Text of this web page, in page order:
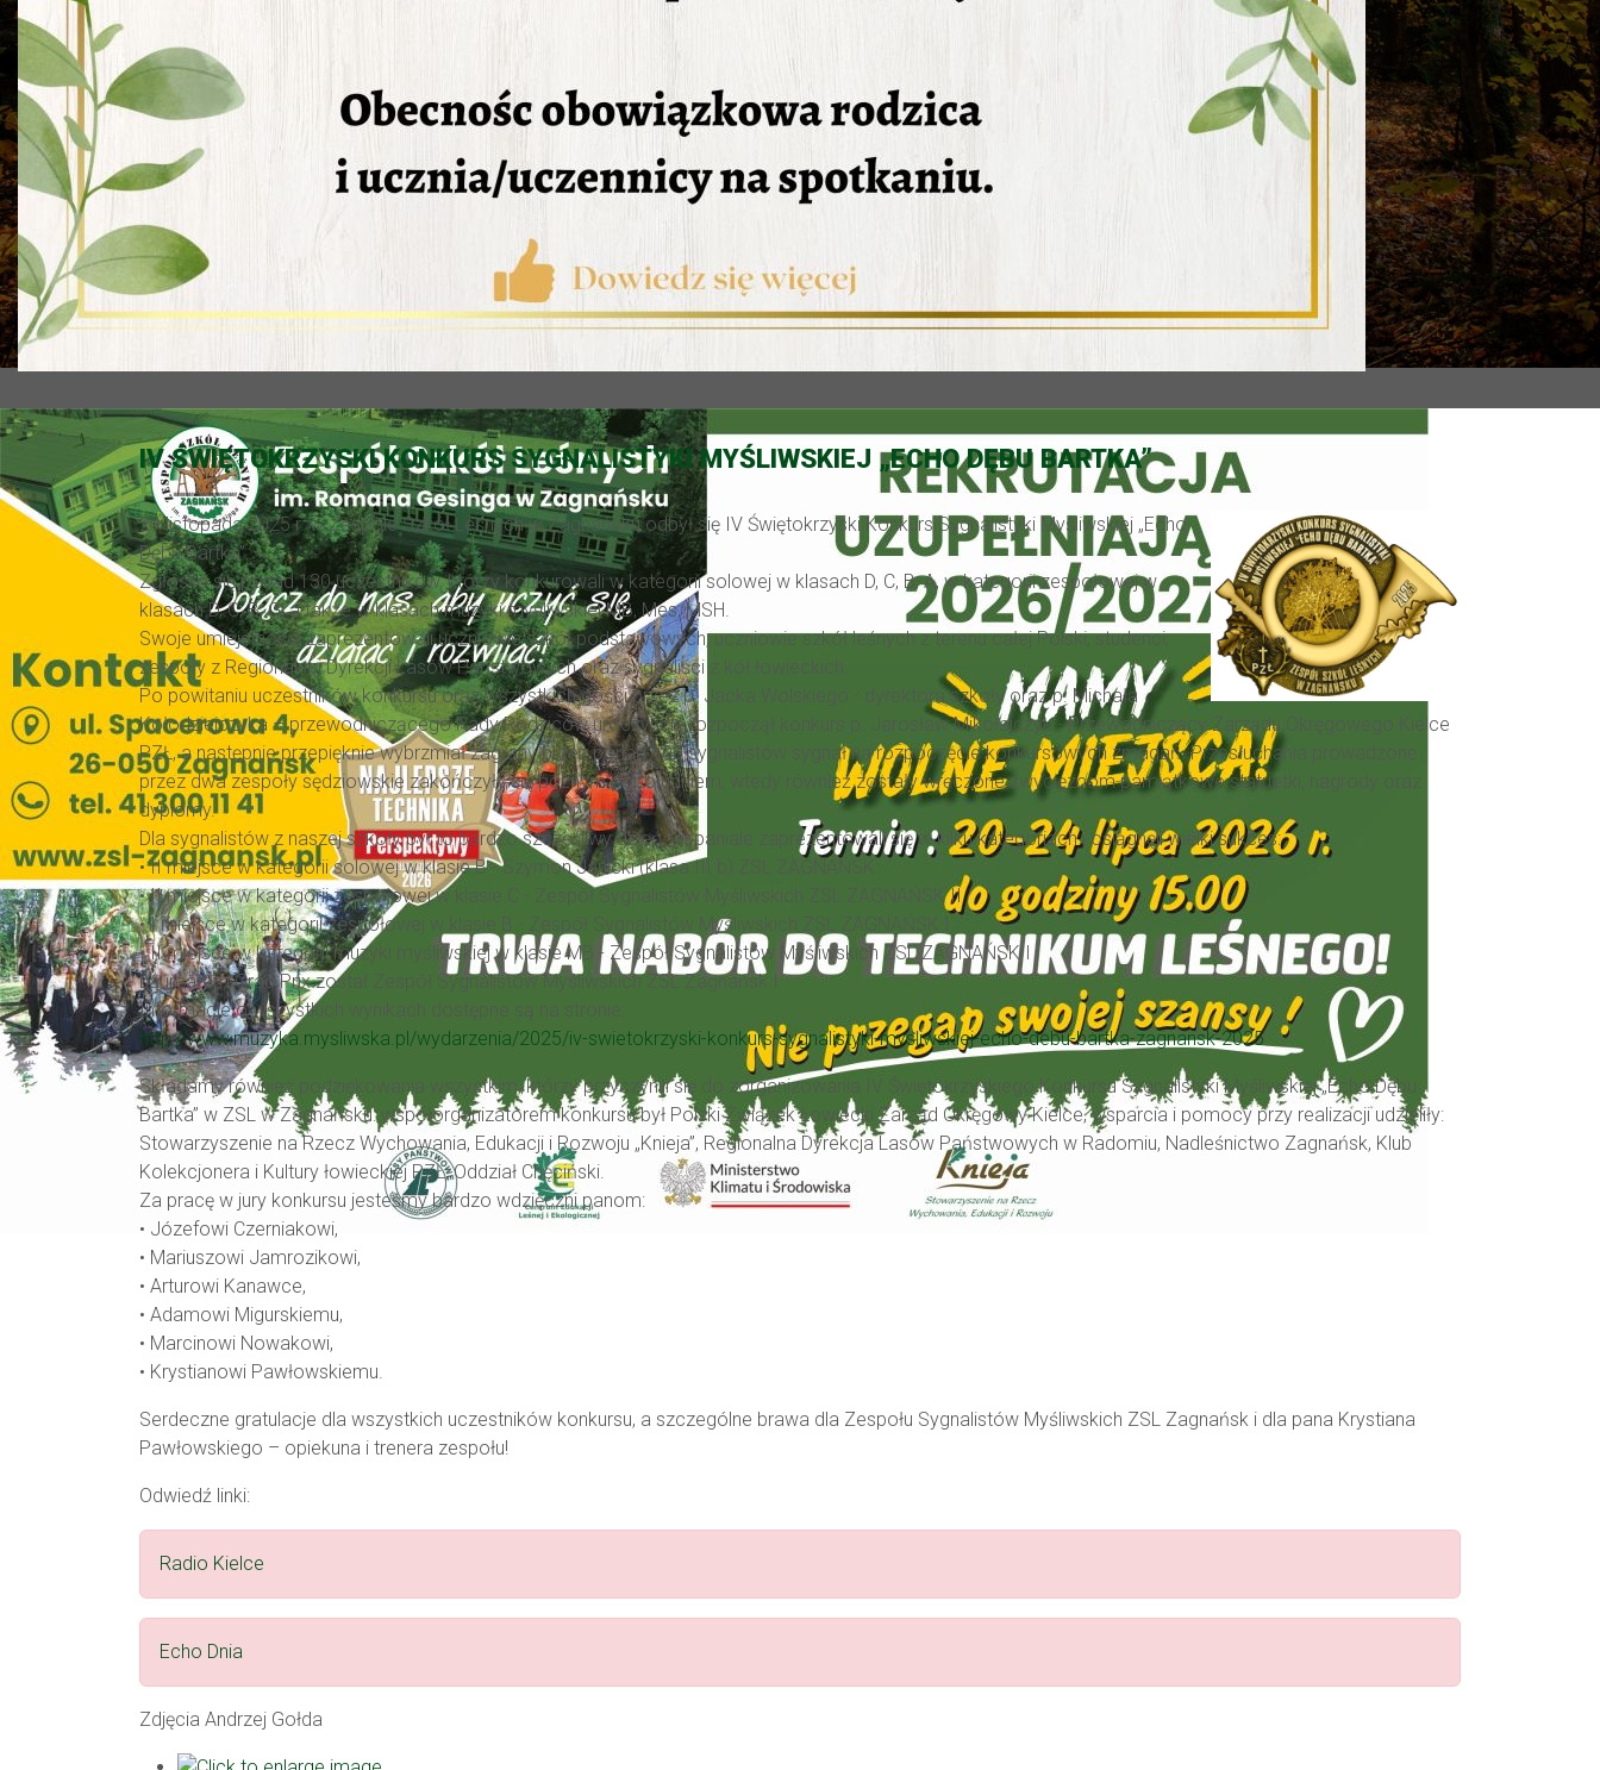
IV ŚWIĘTOKRZYSKI KONKURS SYGNALISTYKI MYŚLIWSKIEJ „ECHO DĘBU BARTKA”
29 listopada 2025 r. w Zespole Szkół Leśnych w Zagnańsku odbył się IV Świętokrzyski Konkurs Sygnalistyki Myśliwskiej „Echo
Dębu Bartka”.
Zgłosiło się ponad 130 uczestników, którzy konkurowali w kategorii solowej w klasach D, C, B, A, w kategorii zespołowej w
klasach D, C, B, G, a także w klasach muzyki myśliwskiej MB, Mes, MSH.
Swoje umiejętności zaprezentowali uczniowie szkół podstawowych, uczniowie szkół leśnych z terenu całej Polski, studenci,
zespoły z Regionalnej Dyrekcji Lasów Państwowych oraz sygnaliści z kół łowieckich.
Po powitaniu uczestników konkursu oraz wszystkich gości przez p. Jacka Wolskiego - dyrektora szkoły oraz p. Michała
Kołodziejczyka – przewodniczącego Rady Rodziców uroczyście rozpoczął konkurs p. Jarosław Mikołajczyk - Przewodniczący Zarządu Okręgowego Kielce
PZŁ, a następnie przepięknie wybrzmiał zagrany przez ponad 100 sygnalistów sygnał na rozpoczęcie konkursowych zmagań. Przesłuchania prowadzone
przez dwa zespoły sędziowskie zakończyły się późnym popołudniem, wtedy również zostały wręczone zwycięzcom pamiątkowe statuetki, nagrody oraz
dyplomy.
Dla sygnalistów z naszej szkoły był to bardzo szczęśliwy dzień, wspaniale zaprezentowali się w kilku kategoriach i osiągnęli wielki sukces:
• II miejsce w kategorii solowej w klasie B - Szymon Janicki (klasa III b) ZSL ZAGNAŃSK
• II miejsce w kategorii zespołowej w klasie C - Zespół Sygnalistów Myśliwskich ZSL ZAGNAŃSK II
• I miejsce w kategorii zespołowej w klasie B - Zespół Sygnalistów Myśliwskich ZSL ZAGNAŃSK I
• II miejsce w kategorii muzyki myśliwskiej w klasie MB - Zespół Sygnalistów Myśliwskich ZSL ZAGNAŃSK I
Laureatem Grad Prix został Zespół Sygnalistów Myśliwskich ZSL Zagnańsk I
Informacje o wszystkich wynikach dostępne są na stronie:
http://www.muzyka.mysliwska.pl/wydarzenia/2025/iv-swietokrzyski-konkurs-sygnalistyki-mysliwskiej-echo-debu-bartka-zagnansk-2025
Składamy również podziękowania wszystkim, którzy przyczynili się do zorganizowania IV Świętokrzyskiego Konkursu Sygnalistyki Myśliwskiej „Echo Dębu
Bartka” w ZSL w Zagnańsku: współorganizatorem konkursu był Polski Związek Łowiecki Zarząd Okręgowy Kielce, wsparcia i pomocy przy realizacji udzieliły:
Stowarzyszenie na Rzecz Wychowania, Edukacji i Rozwoju „Knieja”, Regionalna Dyrekcja Lasów Państwowych w Radomiu, Nadleśnictwo Zagnańsk, Klub
Kolekcjonera i Kultury łowieckiej PZŁ, Oddział Chęciński.
Za pracę w jury konkursu jesteśmy bardzo wdzięczni panom:
• Józefowi Czerniakowi,
• Mariuszowi Jamrozikowi,
• Arturowi Kanawce,
• Adamowi Migurskiemu,
• Marcinowi Nowakowi,
• Krystianowi Pawłowskiemu.
Serdeczne gratulacje dla wszystkich uczestników konkursu, a szczególne brawa dla Zespołu Sygnalistów Myśliwskich ZSL Zagnańsk i dla pana Krystiana
Pawłowskiego – opiekuna i trenera zespołu!
Odwiedź linki:
Radio Kielce
Echo Dnia
Zdjęcia Andrzej Gołda